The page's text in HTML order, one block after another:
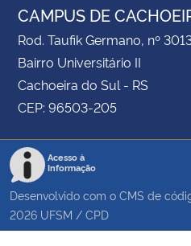
CAMPUS DE
Rod. Taufik Germano, nº
Bairro Universitário II
Cachoeira do Sul - RS
CEP: 96503-205
Acesso à
Informação
Desenvolvido com o CMS de
2026 UFSM / CPD